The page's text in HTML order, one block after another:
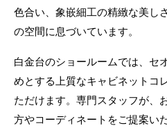
色合い、象嵌細工の精緻な美し
の空間に息づいています。
白金台のショールームでは、セ
めとする上質なキャビネットコ
ただけます。専門スタッフが、
方やコーディネートをご提案い